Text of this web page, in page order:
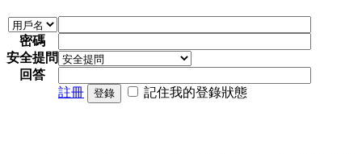
密碼
安全提問
回答
註冊
登錄 記住我的登錄狀態